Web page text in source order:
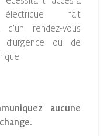
fait
d’un rendez-vous
d’urgence ou de
aucune